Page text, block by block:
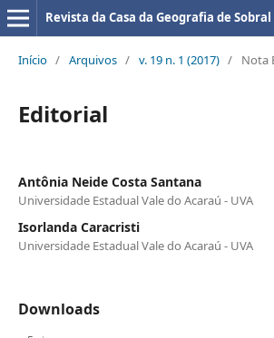
Revista da Casa da Geografia de Sobral
Início / Arquivos / v. 19 n. 1 (2017) / Nota
Editorial
Antônia Neide Costa Santana
Universidade Estadual Vale do Acaraú - UVA
Isorlanda Caracristi
Universidade Estadual Vale do Acaraú - UVA
Downloads